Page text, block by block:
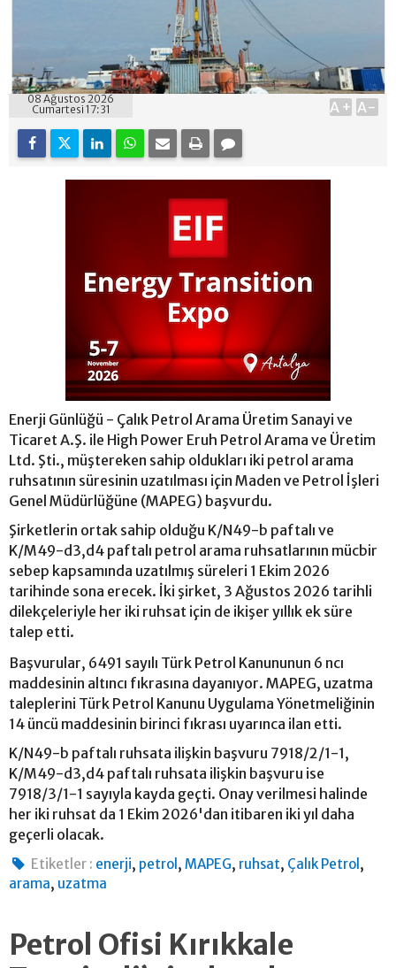
08 Ağustos 2026
Cumartesi 17:31
A+ A-
Enerji Günlüğü - Çalık Petrol Arama Üretim Sanayi ve
Ticaret A.Ş. ile High Power Eruh Petrol Arama ve Üretim
Ltd. Şti., müştereken sahip oldukları iki petrol arama
ruhsatının süresinin uzatılması için Maden ve Petrol İşleri
Genel Müdürlüğüne (MAPEG) başvurdu.
Şirketlerin ortak sahip olduğu K/N49-b paftalı ve
K/M49-d3,d4 paftalı petrol arama ruhsatlarının mücbir
sebep kapsamında uzatılmış süreleri 1 Ekim 2026
tarihinde sona erecek. İki şirket, 3 Ağustos 2026 tarihli
dilekçeleriyle her iki ruhsat için de ikişer yıllık ek süre
talep etti.
Başvurular, 6491 sayılı Türk Petrol Kanununun 6 ncı
maddesinin altıncı fıkrasına dayanıyor. MAPEG, uzatma
taleplerini Türk Petrol Kanunu Uygulama Yönetmeliğinin
14 üncü maddesinin birinci fıkrası uyarınca ilan etti.
K/N49-b paftalı ruhsata ilişkin başvuru 7918/2/1-1,
K/M49-d3,d4 paftalı ruhsata ilişkin başvuru ise
7918/3/1-1 sayıyla kayda geçti. Onay verilmesi halinde
her iki ruhsat da 1 Ekim 2026'dan itibaren iki yıl daha
geçerli olacak.
Etiketler : enerji, petrol ,MAPEG, ruhsat, Çalık Petrol ,
arama, uzatma
Petrol Ofisi Kırıkkale